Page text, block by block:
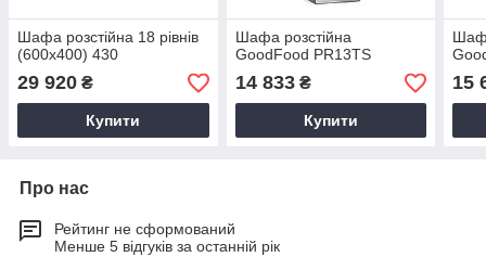
Шафа розстійна 18 рівнів
(600х400) 430
29 920 ₴
Купити
Шафа розстійна
GoodFood PR13TS
14 833₴
Купити
15
Про нас
Рейтинг не сформований
Менше 5 відгуків за останній рік